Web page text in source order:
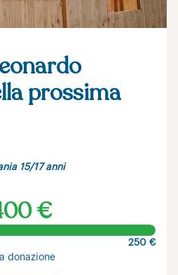
prossima
15/17 anni
€
250 €
donazione